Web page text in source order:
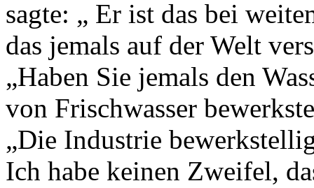
sagte: „ Er ist das bei
das jemals auf der Welt
„Haben Sie jemals den
von Frischwasser
„Die Industrie
Ich habe keinen Zweifel,